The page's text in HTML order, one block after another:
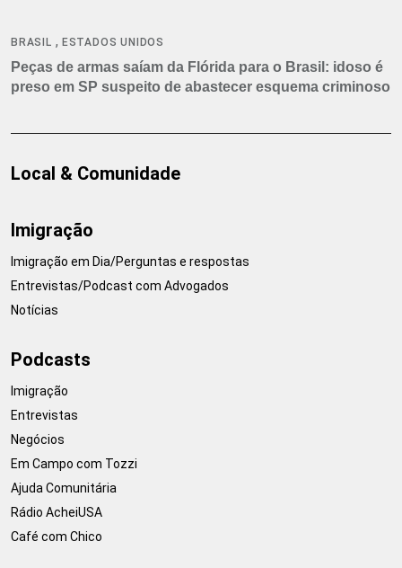
BRASIL , ESTADOS UNIDOS
Peças de armas saíam da Flórida para o Brasil: idoso é
preso em SP suspeito de abastecer esquema criminoso
Local & Comunidade
Imigração
Imigração em Dia/Perguntas e respostas
Entrevistas/Podcast com Advogados
Notícias
Podcasts
Imigração
Entrevistas
Negócios
Em Campo com Tozzi
Ajuda Comunitária
Rádio AcheiUSA
Café com Chico